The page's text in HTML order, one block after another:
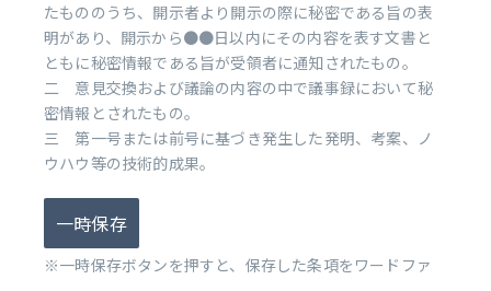
たもののうち、開示者より開示の際に秘密である旨の表
明があり、開示から●●日以内にその内容を表す文書と
ともに秘密情報である旨が受領者に通知されたもの。
二 意見交換および議論の内容の中で議事録において秘
密情報とされたもの。
三 第一号または前号に基づき発生した発明、考案、ノ
ウハウ等の技術的成果。
一時保存
※一時保存ボタンを押すと、保存した条項をワードファ